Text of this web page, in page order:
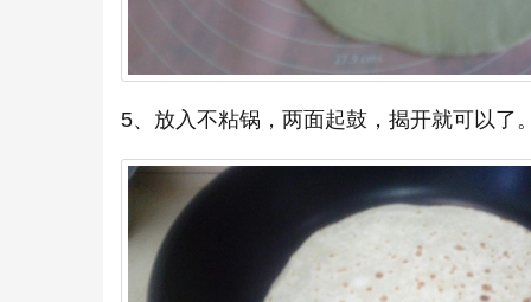
5、放入不粘锅，两面起鼓，揭开就可以了